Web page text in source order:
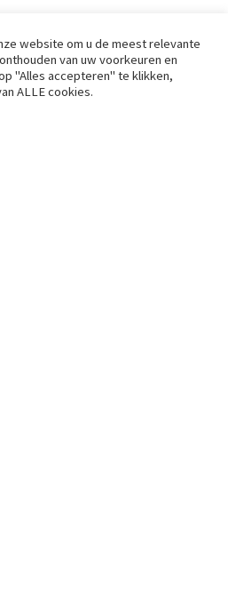
website om u de meest relevante
van uw voorkeuren en
"Alles accepteren" te klikken,
ALLE cookies.